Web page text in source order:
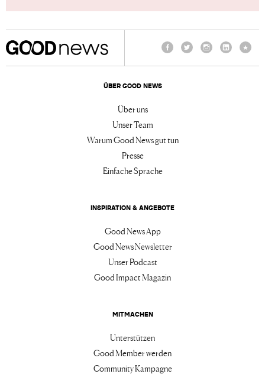
ÜBER GOOD NEWS
Über uns
Unser Team
Warum Good News gut tun
Presse
Einfache Sprache
INSPIRATION & ANGEBOTE
Good News App
Good News Newsletter
Unser Podcast
Good Impact Magazin
MITMACHEN
Unterstützen
Good Member werden
Community Kampagne